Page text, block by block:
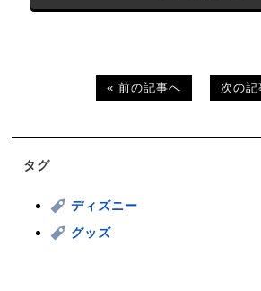
« 前の記事へ 次の
タグ
ディズニー
グッズ